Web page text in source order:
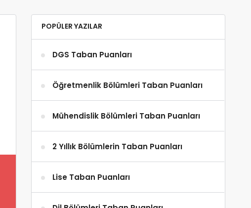
POPÜLER YAZILAR
DGS Taban Puanları
Öğretmenlik Bölümleri Taban Puanları
Mühendislik Bölümleri Taban Puanları
2 Yıllık Bölümlerin Taban Puanları
Lise Taban Puanları